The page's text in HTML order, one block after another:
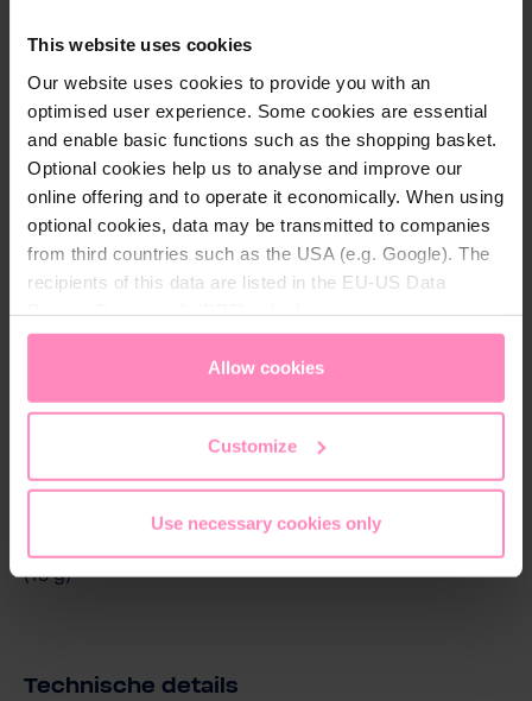
This website uses cookies
Our website uses cookies to provide you with an
optimised user experience. Some cookies are essential
and enable basic functions such as the shopping basket.
Optional cookies help us to analyse and improve our
online offering and to operate it economically. When using
optional cookies, data may be transmitted to companies
from third countries such as the USA (e.g. Google). The
recipients of this data are listed in the EU-US Data
appropriate level of data protection. You canaccept all
only allow necessary cookies
access and change your chosen setting at any time in
Allow cookies
Customize
Use necessary cookies only
Bijzonder zachte, dermatologisch geteste
formules
bevat calendula-extract met een helende
werking voor de huid
haar & bodyzeep en bodylotion met
honingextract, vaste crèmezeep en haar &
bodyzeep met bitterstoffen.
Milieuvriendelijke verpakking: 30 ml flesjes van
100% gerecycled plastic (PCR HDPE), crèmezeep:
Veiligheidsaanwijzing: De gehele my forest FRIENDS
Inhoud van het verzorgingsproduct: Haar- en
(15 g)
Technische details